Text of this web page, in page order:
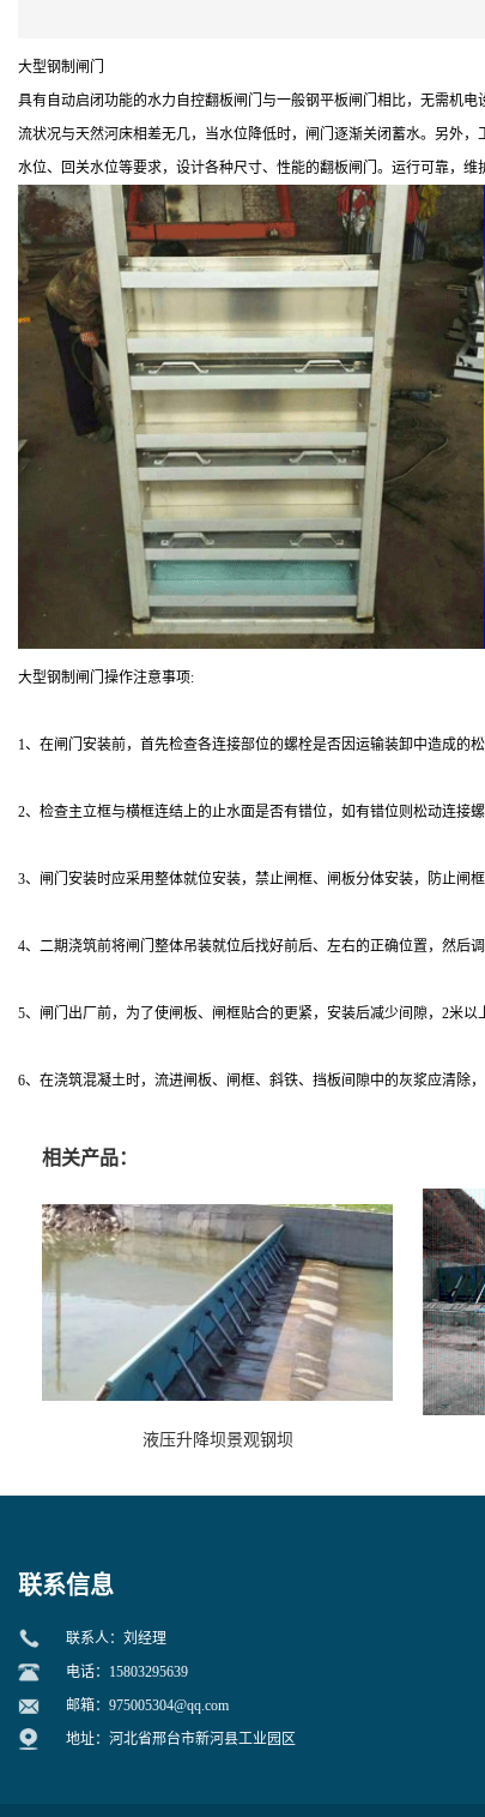
大型钢制闸门
具有自动启闭功能的水力自控翻板闸门与一般钢平板闸门相比，无需机
流状况与天然河床相差无几，当水位降低时，闸门逐渐关闭蓄水。另外
水位、回关水位等要求，设计各种尺寸、性能的翻板闸门。运行可靠，
大型钢制闸门操作注意事项:
1、在闸门安装前，首先检查各连接部位的螺栓是否因运输装卸中造成的
2、检查主立框与横框连结上的止水面是否有错位，如有错位则松动连接
3、闸门安装时应采用整体就位安装，禁止闸框、闸板分体安装，防止闸框
4、二期浇筑前将闸门整体吊装就位后找好前后、左右的正确位置，然后
5、闸门出厂前，为了使闸板、闸框贴合的更紧，安装后减少间隙，2米
6、在浇筑混凝土时，流进闸板、闸框、斜铁、挡板间隙中的灰浆应清除，
相关产品：
液压升降坝景观钢坝
联系信息
联系人：刘经理
电话：15803295639
邮箱： 975005304@qq.com
地址：河北省邢台市新河县工业园区